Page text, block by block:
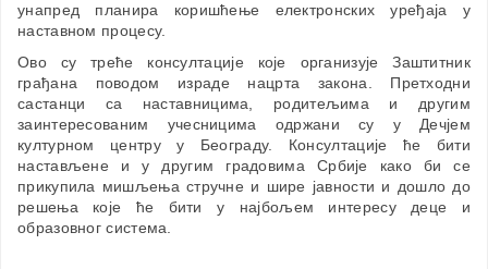
унапред планира коришћење електронских уређаја у
наставном процесу.
Ово су треће консултације које организује Заштитник
грађана поводом израде нацрта закона. Претходни
састанци са наставницима, родитељима и другим
заинтересованим учесницима одржани су у Дечјем
културном центру у Београду. Консултације ће бити
настављене и у другим градовима Србије како би се
прикупила мишљења стручне и шире јавности и дошло до
решења које ће бити у најбољем интересу деце и
образовног система.